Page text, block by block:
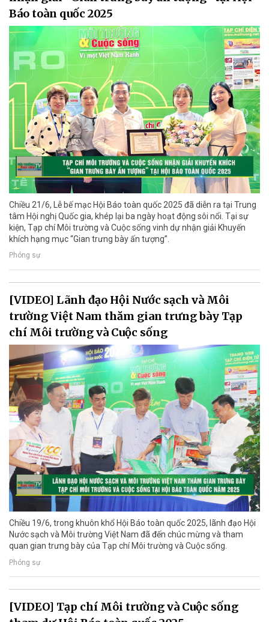
Báo toàn quốc 2025
Chiều 21/6, Lễ bế mạc Hội Báo toàn quốc 2025 đã diễn ra tại Trung
tâm Hội nghị Quốc gia, khép lại ba ngày hoạt động sôi nổi. Tại sự
kiện, Tạp chí Môi trường và Cuộc sống vinh dự nhận giải Khuyến
khích hạng mục “Gian trưng bày ấn tượng”.
Phóng sự
[VIDEO] Lãnh đạo Hội Nước sạch và Môi
trường Việt Nam thăm gian trưng bày Tạp
chí Môi trường và Cuộc sống
Chiều 19/6, trong khuôn khổ Hội Báo toàn quốc 2025, lãnh đạo Hội
Nước sạch và Môi trường Việt Nam đã đến chúc mừng và tham
quan gian trưng bày của Tạp chí Môi trường và Cuộc sống.
Phóng sự
[VIDEO] Tạp chí Môi trường và Cuộc sống